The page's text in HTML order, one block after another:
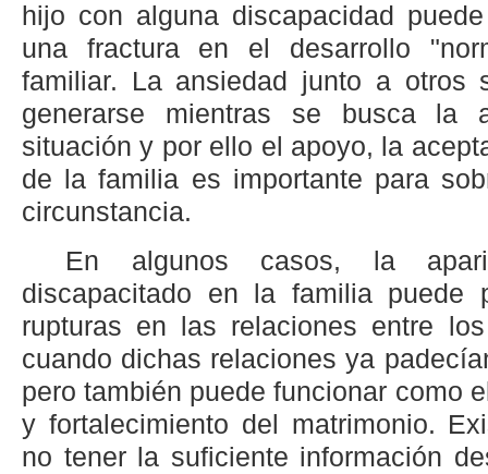
hijo con alguna discapacidad
una fractura en el desarrollo
familiar. La ansiedad junto a otros
generarse mientras se busca la
situación y por ello el apoyo, la
de la familia es importante para
circunstancia.
En algunos casos, la
discapacitado en la familia puede
rupturas en las relaciones entre
cuando dichas relaciones ya
pero también puede funcionar como
y fortalecimiento del matrimonio.
no tener la suficiente información